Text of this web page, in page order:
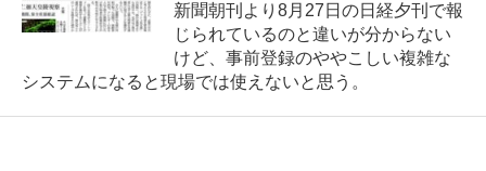
新聞朝刊より8月27日の日経夕刊で報
じられているのと違いが分からない
けど、事前登録のややこしい複雑な
システムになると現場では使えないと思う。